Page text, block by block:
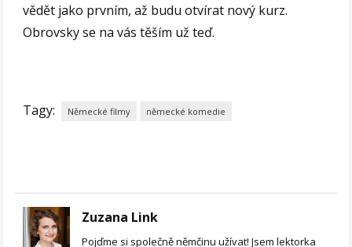
vědět jako prvním, až budu otvírat nový kurz.
Obrovsky se na vás těším už teď.
Tagy: Německé filmy německé komedie
Zuzana Link
Pojďme si společně němčinu užívat! Jsem lektorka